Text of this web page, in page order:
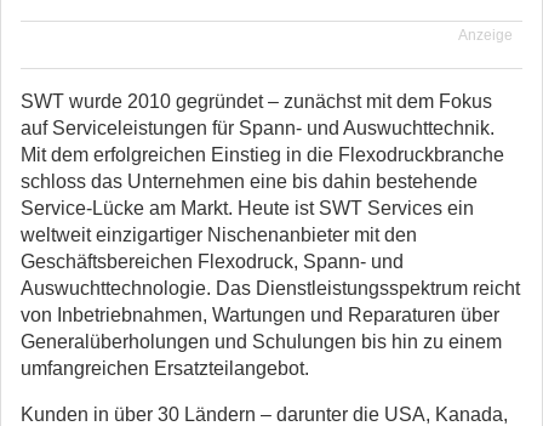
Anzeige
SWT wurde 2010 gegründet – zunächst mit dem Fokus
auf Serviceleistungen für Spann- und Auswuchttechnik.
Mit dem erfolgreichen Einstieg in die Flexodruckbranche
schloss das Unternehmen eine bis dahin bestehende
Service-Lücke am Markt. Heute ist SWT Services ein
weltweit einzigartiger Nischenanbieter mit den
Geschäftsbereichen Flexodruck, Spann- und
Auswuchttechnologie. Das Dienstleistungsspektrum reicht
von Inbetriebnahmen, Wartungen und Reparaturen über
Generalüberholungen und Schulungen bis hin zu einem
umfangreichen Ersatzteilangebot.
Kunden in über 30 Ländern – darunter die USA, Kanada,